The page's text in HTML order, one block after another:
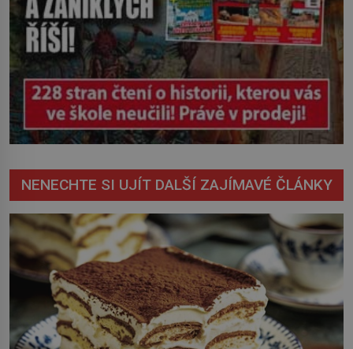
NENECHTE SI UJÍT DALŠÍ ZAJÍMAVÉ ČLÁNKY